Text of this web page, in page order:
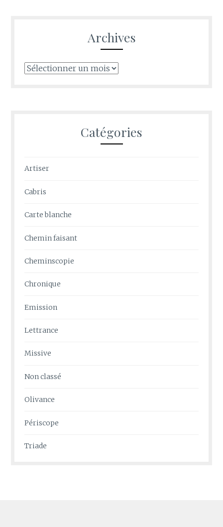
Archives
Archives
Catégories
Artiser
Cabris
Carte blanche
Chemin faisant
Cheminscopie
Chronique
Emission
Lettrance
Missive
Non classé
Olivance
Périscope
Triade